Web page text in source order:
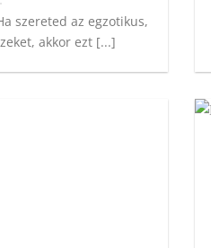
szereted az egzotikus,
akkor ezt [...]